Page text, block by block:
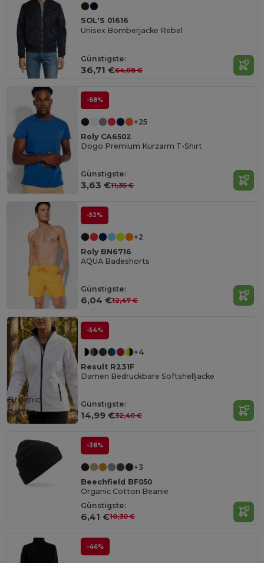
SOL'S 01616
Unisex Bomberjacke Rebel
Günstigste:
36,71 €64,08 €
-68%
+25
Roly CA6502
Dogo Premium Kurzarm T-Shirt
Günstigste:
3,63 €11,35 €
-52%
+2
Roly BN6716
AQUA Badeshorts
Günstigste:
6,04 €12,47 €
-54%
+4
Result R231F
Damen Bedruckbare Softshelljacke
Günstigste:
14,99 €32,40 €
Organic
Cotton
-38%
+3
Beechfield BF050
Organic Cotton Beanie
Günstigste:
6,41 €10,30 €
-46%